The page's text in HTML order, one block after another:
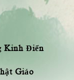
Kinh Điển
Giáo